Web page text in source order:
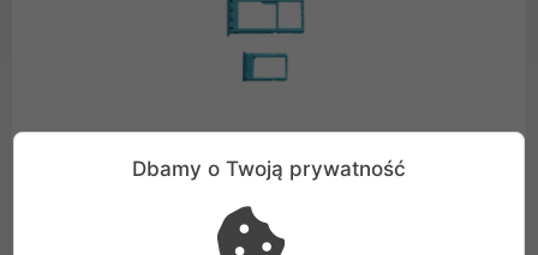
Zgubiłeś lub uszkodziłeś tackę SIM w swoim Xiaomi Redmi 6?
Oto idealne rozwiązanie: nowa, w 100% oryginalna część
Dbamy o Twoją prywatność